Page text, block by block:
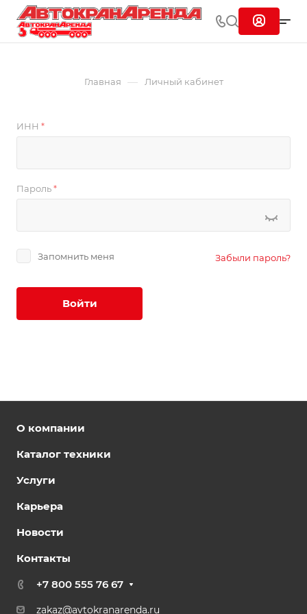
Главная — Личный кабинет
ИНН *
Пароль*
Запомнить меня Забыли пароль?
Войти
О компании
Каталог техники
Услуги
Карьера
Новости
Контакты
+7 800 555 76 67
zakaz@avtokranarenda.ru